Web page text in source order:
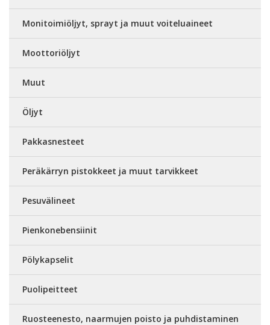
Monitoimiöljyt, sprayt ja muut voiteluaineet
Moottoriöljyt
Muut
Öljyt
Pakkasnesteet
Peräkärryn pistokkeet ja muut tarvikkeet
Pesuvälineet
Pienkonebensiinit
Pölykapselit
Puolipeitteet
Ruosteenesto, naarmujen poisto ja puhdistaminen